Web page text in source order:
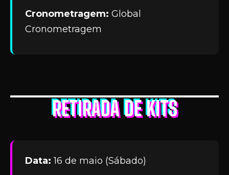
Cronometragem: Global
Cronometragem
RETIRADA DE KITS
Data: 16 de maio (Sábado)